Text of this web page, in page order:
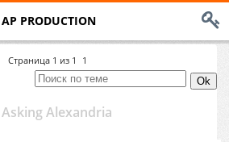
AP PRODUCTION
Страница 1 из 1 1
Asking Alexandria